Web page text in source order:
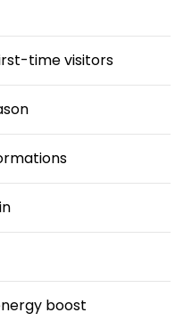
time visitors
boost